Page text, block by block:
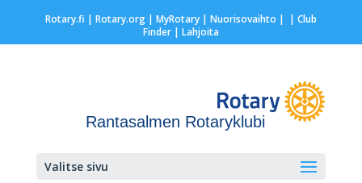
Rotary.fi | Rotary.org| MyRotary | Nuorisovaihto | | Club
Finder| Lahjoita
Rantasalmen Rotaryklubi
Valitse sivu